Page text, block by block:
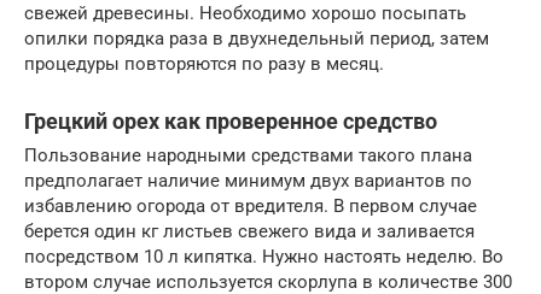
свежей древесины. Необходимо хорошо посыпать
опилки порядка раза в двухнедельный период, затем
процедуры повторяются по разу в месяц.
Грецкий орех как проверенное средство
Пользование народными средствами такого плана
предполагает наличие минимум двух вариантов по
избавлению огорода от вредителя. В первом случае
берется один кг листьев свежего вида и заливается
посредством 10 л кипятка. Нужно настоять неделю. Во
втором случае используется скорлупа в количестве 300